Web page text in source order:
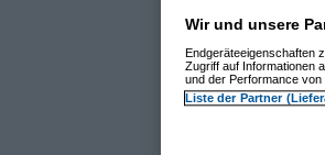
Re(21): Fußball:
Re(22): Fußball:
Re(23):
Re(24):
Wir und unsere
Endgeräteeigenschaften
Zugriff auf Informationen
und der Performance
Liste der Partner